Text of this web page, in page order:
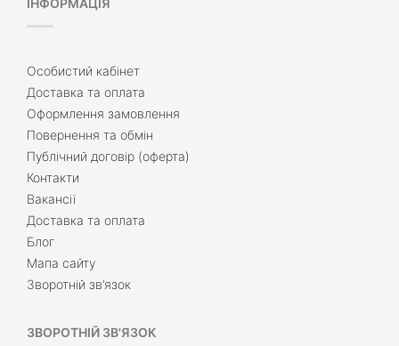
Особистий кабінет
Доставка та оплата
Оформлення замовлення
Повернення та обмін
Публічний договір (оферта)
Контакти
Вакансії
Доставка та оплата
Блог
Мапа сайту
Зворотній зв’язок
ЗВОРОТНІЙ ЗВ'ЯЗОК